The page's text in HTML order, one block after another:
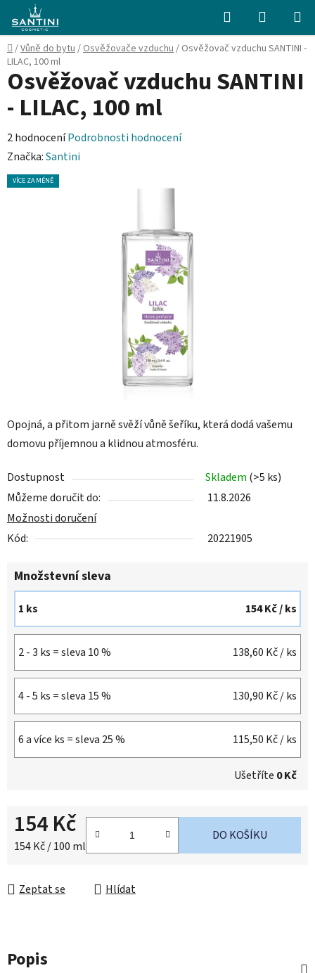
obsah
Hledat
KOŠÍK
Domů
/Vůně do bytu/Osvěžovače vzduchu/ Osvěžovač vzduchu SANTINI -
LILAC, 100 ml
Opojná, a přitom jarně svěží vůně šeříku, která dodá vašemu
domovu příjemnou a klidnou atmosféru.
Dostupnost Skladem (>5 ks)
Můžeme doručit do:
11.8.2026
Možnosti doručení
Kód:
20221905
Množstevní sleva
1 ks 154 Kč/ ks
2 - 3 ks = sleva 10 % 138,60 Kč/ ks
4 - 5 ks = sleva 15 % 130,90 Kč/ ks
6 a více ks = sleva 25 % 115,50 Kč/ ks
Ušetříte 0 Kč
154 Kč
Měrná cena:
154 Kč / 100 ml
DO KOŠÍKU
Zeptat se Hlídat
Osvěžovač vzduchu SANTINI
- LILAC, 100 ml
Průměrné
hodnocení
produktu
2 hodnoceníPodrobnosti hodnocení
Značka:Santini
VÍCE ZA MÉNĚ
Popis